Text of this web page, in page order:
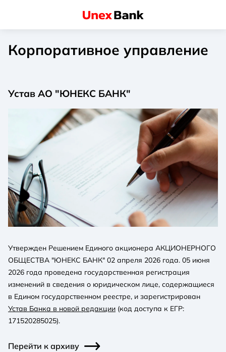
Корпоративное управление
Устав АО "ЮНЕКС БАНК"
Утвержден Решением Единого акционера АКЦИОНЕРНОГО
ОБЩЕСТВА "ЮНЕКС БАНК" 02 апреля 2026 года. 05 июня
2026 года проведена государственная регистрация
изменений в сведения о юридическом лице, содержащиеся
в Едином государственном реестре, и зарегистрирован
Устав Банка в новой редакции (код доступа к ЕГР:
171520285025).
Перейти к архиву